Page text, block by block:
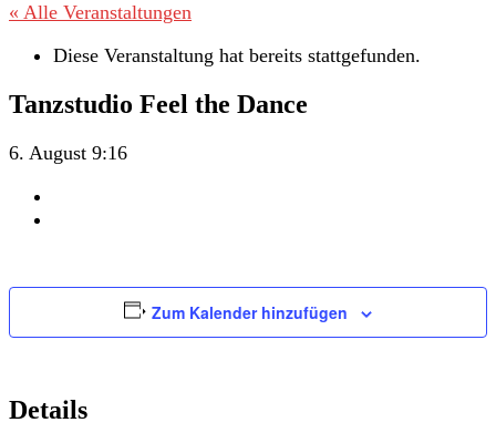
« Alle Veranstaltungen
Diese Veranstaltung hat bereits stattgefunden.
Tanzstudio Feel the Dance
6. August 9:16
Zum Kalender hinzufügen
Details